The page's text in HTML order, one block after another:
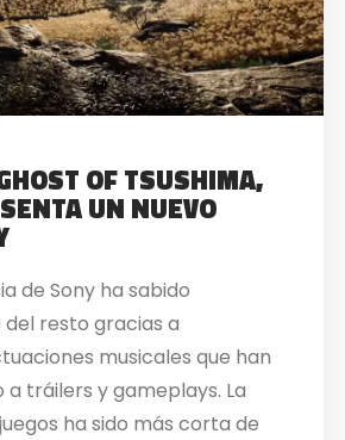
OF TSUSHIMA,
UN NUEVO
de Sony ha sabido
resto gracias a
musicales que han
tráilers y gameplays. La
ha sido más corta de